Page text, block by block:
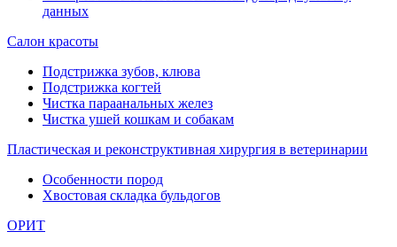
данных
Салон красоты
Подстрижка зубов, клюва
Подстрижка когтей
Чистка параанальных желез
Чистка ушей кошкам и собакам
Пластическая и реконструктивная хирургия в ветеринарии
Особенности пород
Хвостовая складка бульдогов
ОРИТ